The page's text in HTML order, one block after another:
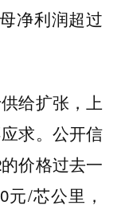
净利润超过
给扩张，上
求。公开信
价格过去一
/芯公里，